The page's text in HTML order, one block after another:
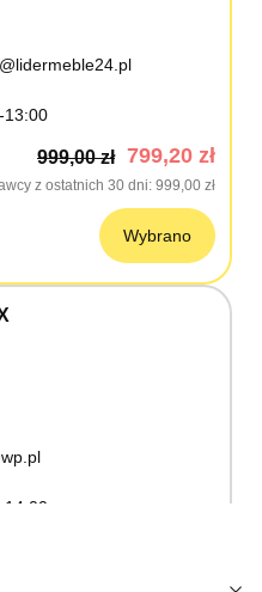
13:00
999,00 zł 799,20 zł
z ostatnich 30 dni 999,00 zł
Wybrano
14:00